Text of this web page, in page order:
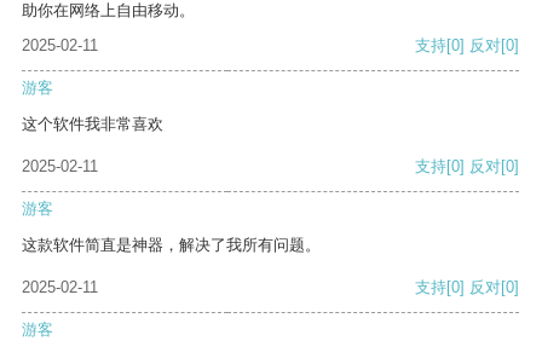
助你在网络上自由移动。
2025-02-11
支持[0] 反对[0]
游客
这个软件我非常喜欢
2025-02-11 支持[0] 反对[0]
游客
这款软件简直是神器，解决了我所有问题。
2025-02-11 支持[0] 反对[0]
游客